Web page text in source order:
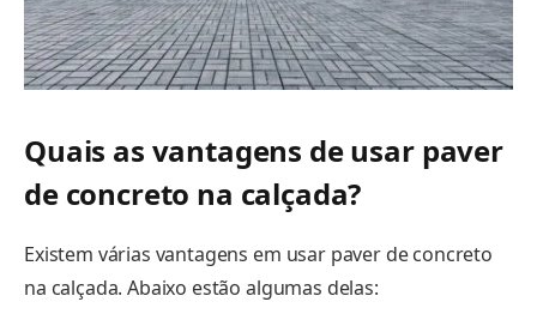
Quais as vantagens de usar paver
de concreto na calçada?
Existem várias vantagens em usar paver de concreto
na calçada. Abaixo estão algumas delas: